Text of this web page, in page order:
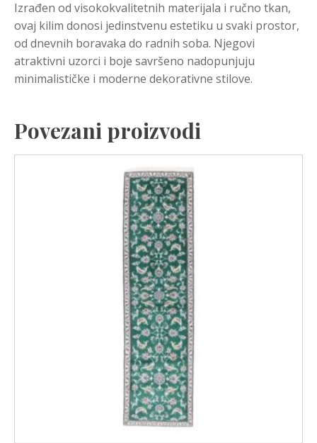
Izrađen od visokokvalitetnih materijala i ručno tkan,
ovaj kilim donosi jedinstvenu estetiku u svaki prostor,
od dnevnih boravaka do radnih soba. Njegovi
atraktivni uzorci i boje savršeno nadopunjuju
minimalističke i moderne dekorativne stilove.
Povezani proizvodi